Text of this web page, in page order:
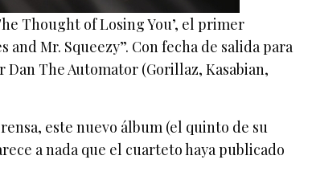
Thought of Losing You’, el primer
Mr. Squeezy”. Con fecha de salida para
The Automator (Gorillaz, Kasabian,
este nuevo álbum (el quinto de su
a nada que el cuarteto haya publicado